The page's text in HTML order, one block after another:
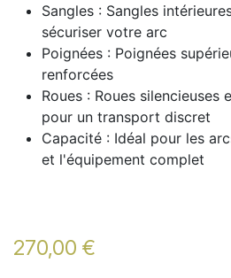
Sangles : Sangles
sécuriser votre arc
Poignées : Poignées
renforcées
Roues : Roues silencieuses
pour un transport discret
Capacité : Idéal pour les
et l'équipement complet
270,00 €